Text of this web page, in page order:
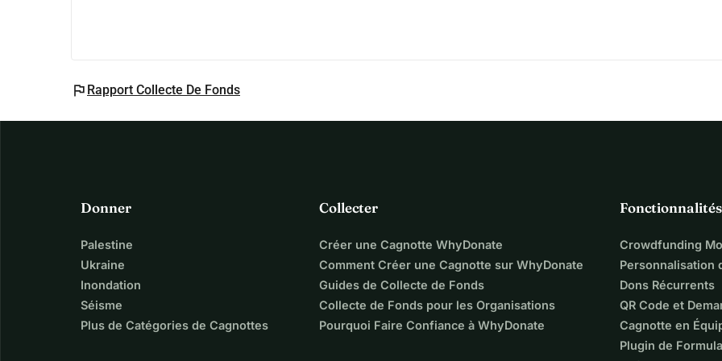
flag Rapport Collecte De Fonds
Donner
Palestine
Ukraine
Inondation
Séisme
Plus de Catégories de Cagnottes
Collecter
Créer une Cagnotte WhyDonate
Comment Créer une Cagnotte sur WhyDonate
Guides de Collecte de Fonds
Collecte de Fonds pour les Organisations
Pourquoi Faire Confiance à WhyDonate
Crowdfunding
Personnalisation
Dons Récurrents
QR Code et
Cagnotte en
Plugin de